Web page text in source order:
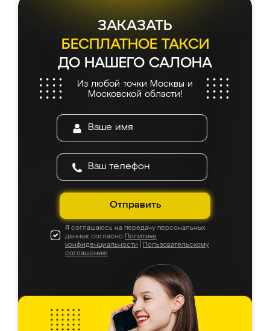
ЗАКАЗАТЬ
БЕСПЛАТНОЕ ТАКСИ
ДО НАШЕГО САЛОНА
Из любой точки Москвы и
Московской области!
Отправить
Я соглашаюсь на передачу персональных
данных согласно Политике
конфиденциальности
Пользовательскому
соглашению